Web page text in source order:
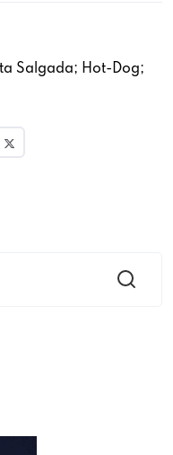
Salgada; Hot-Dog;